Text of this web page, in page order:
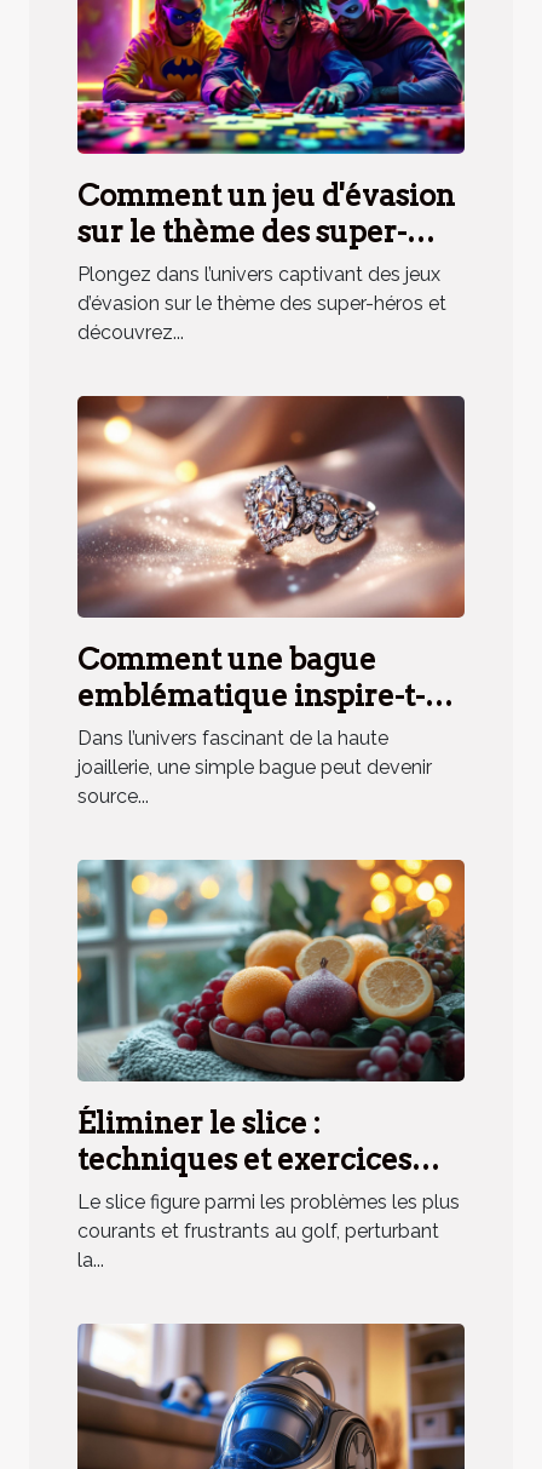
Comment un jeu d'évasion
sur le thème des super-
héros renforce la cohésion
d'équipe ?
Plongez dans l’univers captivant des jeux
d’évasion sur le thème des super-héros et
découvrez...
Comment une bague
emblématique inspire-t-
elle un parfum unique ?
Dans l’univers fascinant de la haute
joaillerie, une simple bague peut devenir
source...
Éliminer le slice :
techniques et exercices
pratiques
Le slice figure parmi les problèmes les plus
courants et frustrants au golf, perturbant
la...